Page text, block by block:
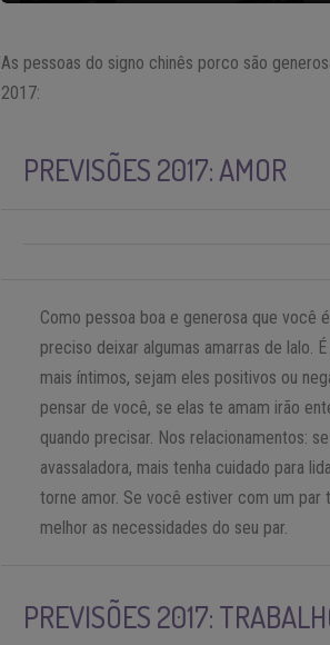
As pessoas do signo chinês porco são
2017:
PREVISÕES 2017: AMOR
Como pessoa boa e generosa que você
preciso deixar algumas amarras de lalo.
mais íntimos, sejam eles positivos ou
pensar de você, se elas te amam irão
quando precisar. Nos relacionamentos:
avassaladora, mais tenha cuidado para
torne amor. Se você estiver com um
melhor as necessidades do seu par.
PREVISÕES 2017: